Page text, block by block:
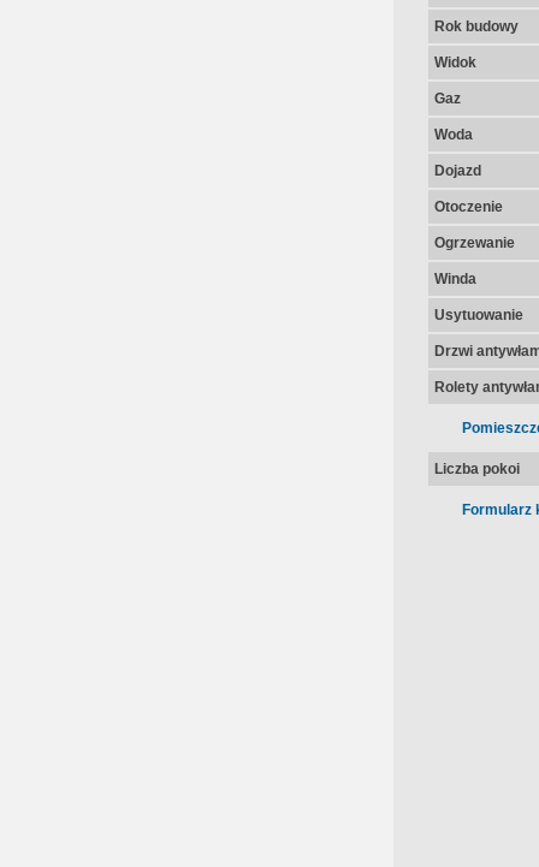
Rok budowy
Widok
Gaz
Woda
Dojazd
Otoczenie
Ogrzewanie
Winda
Usytuowanie
Drzwi
Rolety
Liczba pokoi
Formularz